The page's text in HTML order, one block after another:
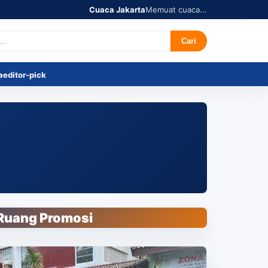
Cuaca JakartaMemuat cuaca...
Pick Cari
editor-pick